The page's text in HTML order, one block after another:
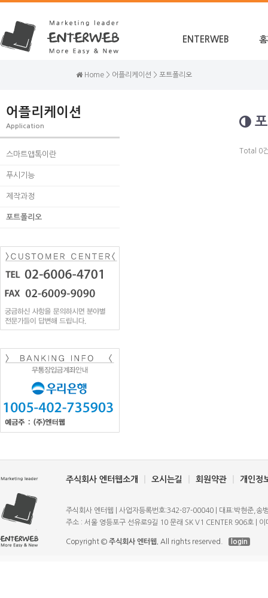
ENTERWEB
Home > 어플리케이션 > 포트폴리오
어플리케이션
Application
스마트앱톡이란
푸시기능
제작과정
포트폴리오
Total 0
주식회사 엔터웹소개 오시는길 회원약관 개인정
주식회사 엔터웹 | 사업자등록번호:342-87-00040 | 대표:박현준,
주소 : 서울 영등포구 선유로9길 10 문래 SK V1 CENTER 906호 |
Copyright © 주식회사 엔터웹. All rights reserved. login